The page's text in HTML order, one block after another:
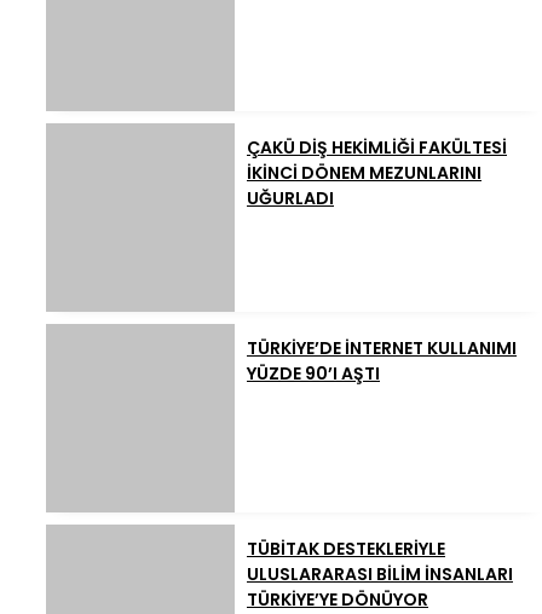
ÇAKÜ DİŞ HEKİMLİĞİ FAKÜLTESİ
İKİNCİ DÖNEM MEZUNLARINI
UĞURLADI
TÜRKİYE’DE İNTERNET KULLANIMI
YÜZDE 90’I AŞTI
TÜBİTAK DESTEKLERİYLE
ULUSLARARASI BİLİM İNSANLARI
TÜRKİYE’YE DÖNÜYOR